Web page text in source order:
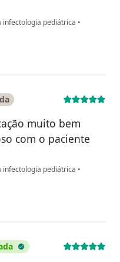
infectologia pediátrica •
muito bem
com o paciente
infectologia pediátrica •